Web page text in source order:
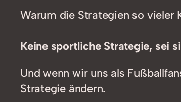
Warum die Strategien so vieler
Keine sportliche Strategie, sei
Und wenn wir uns als
Strategie ändern.